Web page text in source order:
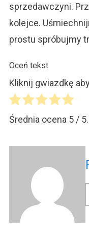
sprzedawczyni.
kolejce.
prostu spróbujmy
Oceń tekst
Kliknij gwiazdkę
Średnia ocena 5/ 5.